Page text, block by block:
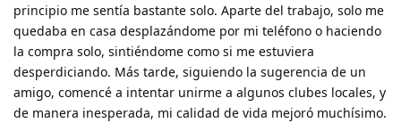
principio me sentía bastante solo. Aparte del trabajo, solo me
quedaba en casa desplazándome por mi teléfono o haciendo
la compra solo, sintiéndome como si me estuviera
desperdiciando. Más tarde, siguiendo la sugerencia de un
amigo, comencé a intentar unirme a algunos clubes locales, y
de manera inesperada, mi calidad de vida mejoró muchísimo.